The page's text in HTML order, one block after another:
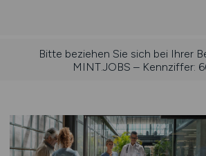
Bitte beziehen Sie sich bei Ihrer
MINT.JOBS – Kennziffer: